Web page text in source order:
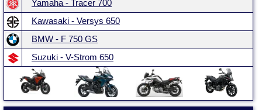
Yamaha - Tracer 700
Kawasaki - Versys 650
BMW - F 750 GS
Suzuki - V-Strom 650